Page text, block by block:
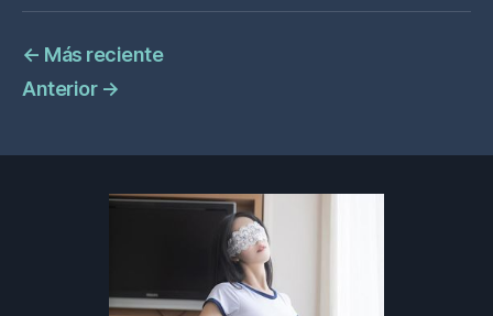
← Más reciente
Anterior →